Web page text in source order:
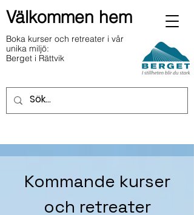
Välkommen hem
Boka kurser och retreater i vår
unika miljö:
Berget i Rättvik
Kommande kurser
och retreater